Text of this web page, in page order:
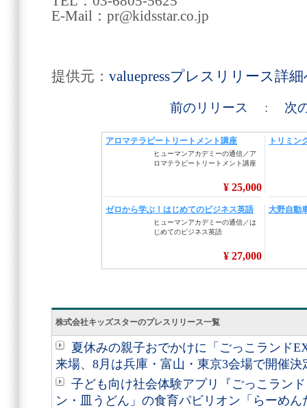
E-Mail：pr@kidsstar.co.jp
提供元： valuepressプレスリリース詳
前のリリース : 次
株式会社キッズスターのプレスリリース一覧
夏休みの親子おでかけに「ごっこランド
来場、8月は兵庫・富山・東京3会場で開催決
子ども向け社会体験アプリ『ごっこラン
ン・皿うどん」の食育パビリオン「らーめ